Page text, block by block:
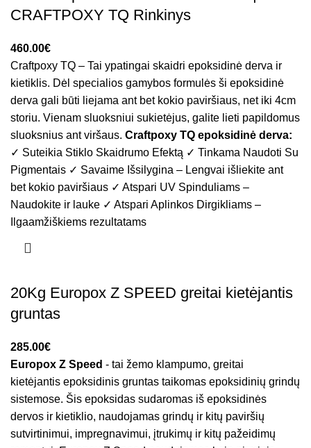
CRAFTPOXY TQ Rinkinys
€
Craftpoxy TQ – Tai ypatingai skaidri epoksidinė derva ir
kietiklis. Dėl specialios gamybos formulės ši epoksidinė
derva gali būti liejama ant bet kokio paviršiaus, net iki 4cm
storiu. Vienam sluoksniui sukietėjus, galite lieti papildomus
sluoksnius ant viršaus. Craftpoxy TQ epoksidinė derva:
✓ Suteikia Stiklo Skaidrumo Efektą ✓ Tinkama Naudoti Su
Pigmentais ✓ Savaime Išsilygina – Lengvai išliekite ant
bet kokio paviršiaus ✓ Atspari UV Spinduliams –
Naudokite ir lauke ✓ Atspari Aplinkos Dirgikliams –
Ilgaamžiškiems rezultatams
20Kg Europox Z SPEED greitai kietėjantis
gruntas
€
Europox Z Speed - tai žemo klampumo, greitai
kietėjantis epoksidinis gruntas taikomas epoksidinių grindų
sistemose. Šis epoksidas sudaromas iš epoksidinės
dervos ir kietiklio, naudojamas grindų ir kitų paviršių
sutvirtinimui, impregnavimui, įtrukimų ir kitų pažeidimų